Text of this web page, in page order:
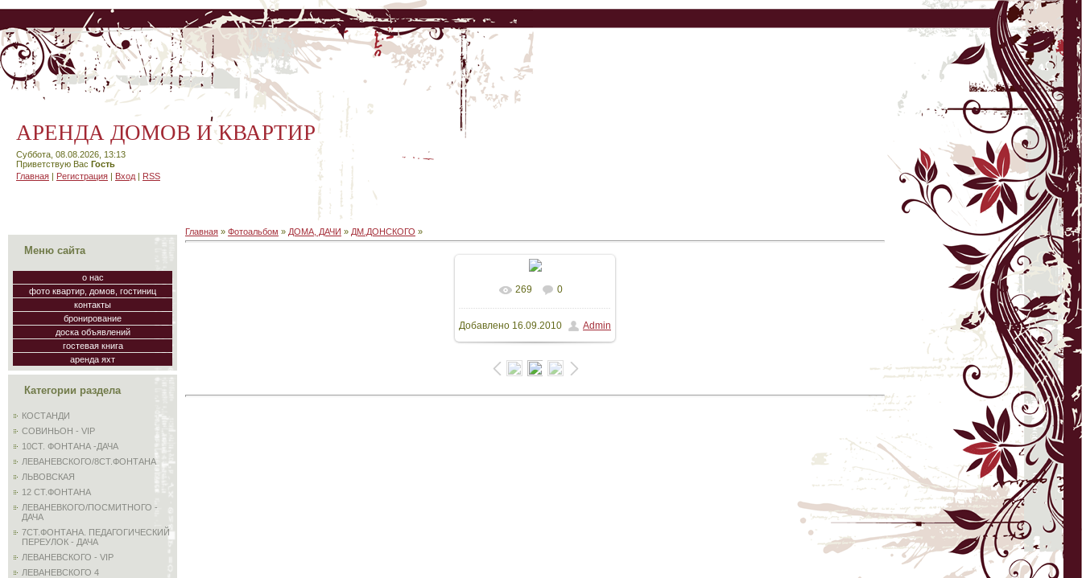
АРЕНДА ДОМОВ И КВАРТИР
Суббота, 08.08.2026, 13:13
Приветствую Вас Гость
Главная | Регистрация | Вход | RSS
Меню сайта
о нас
фото квартир, домов, гостиниц
контакты
бронирование
доска объявлений
гостевая книга
аренда яхт
Категории раздела
КОСТАНДИ
СОВИНЬОН - VIP
10СТ. ФОНТАНА -ДАЧА
ЛЕВАНЕВСКОГО/8СТ.ФОНТАНА
ЛЬВОВСКАЯ
12 СТ.ФОНТАНА
ЛЕВАНЕВКОГО/ПОСМИТНОГО -
ДАЧА
7СТ.ФОНТАНА. ПЕДАГОГИЧЕСКИЙ
ПЕРЕУЛОК - ДАЧА
ЛЕВАНЕВСКОГО - VIP
ЛЕВАНЕВСКОГО 4
Главная » Фотоальбом » ДОМА, ДАЧИ » ДМ.ДОНСКОГО »
В реальном размере
1200x1600/ 110.9Kb
269 0
Добавлено 16.09.2010 Admin